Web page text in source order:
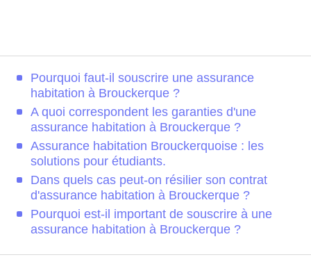
Pourquoi faut-il souscrire une assurance
habitation à Brouckerque ?
A quoi correspondent les garanties d'une
assurance habitation à Brouckerque ?
Assurance habitation Brouckerquoise : les
solutions pour étudiants.
Dans quels cas peut-on résilier son contrat
d'assurance habitation à Brouckerque ?
Pourquoi est-il important de souscrire à une
assurance habitation à Brouckerque ?